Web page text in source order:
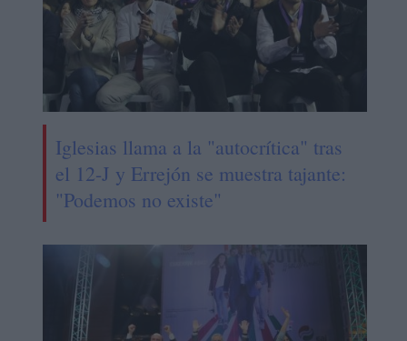
Iglesias llama a la "autocrítica" tras
el 12-J y Errejón se muestra tajante:
"Podemos no existe"